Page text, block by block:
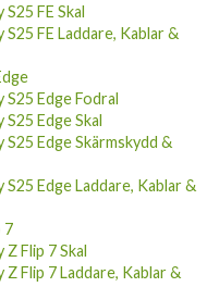
S25 FE Skal
S25 FE Laddare, Kablar &
S25 Edge Fodral
S25 Edge Skal
S25 Edge Skärmskydd &
S25 Edge Laddare, Kablar &
7
Z Flip 7 Skal
Z Flip 7 Laddare, Kablar &